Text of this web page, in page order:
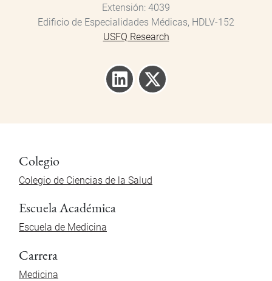
Extensión 4039
Edificio de Especialidades Médicas, HDLV-152
USFQ Research
Colegio
Colegio de Ciencias de la Salud
Escuela Académica
Escuela de Medicina
Carrera
Medicina